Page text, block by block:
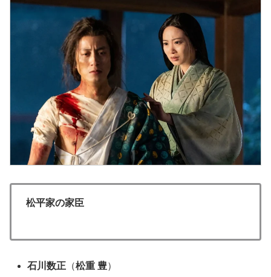
松平家の家臣
石川数正 （松重 豊）